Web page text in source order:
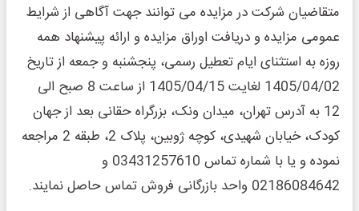
متقاضیان شرکت در مزایده می توانند جهت آگاهی از شرایط
عمومی مزایده و دریافت اوراق مزایده و ارائه پیشنهاد همه
روزه به استثنای ایام تعطیل رسمی، پنجشنبه و جمعه از تاریخ
1405/04/02 لغایت 1405/04/15 از ساعت 8 صبح الی
12 به آدرس تهران، میدان ونک، بزرگراه حقانی بعد از جهان
کودک، خیابان شهیدی، کوچه ژوبین، پلاک 2، طبقه 2 مراجعه
نموده و یا با شماره تماس 03431257610 و
02186084642 واحد بازرگانی فروش تماس حاصل نمایند.